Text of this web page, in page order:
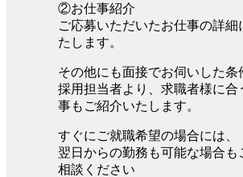
②お仕事紹介
ご応募いただいたお仕事の詳細
たします。
その他にも面接でお伺いした条
採用担当者より、求職者様に合
事もご紹介いたします。
すぐにご就職希望の場合には、
翌日からの勤務も可能な場合も
相談ください